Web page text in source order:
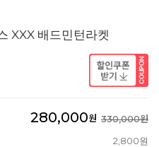
XXX 배드민턴라켓
280,000원 330,000원
2,800원